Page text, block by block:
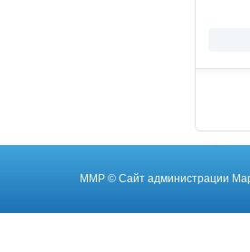
ММР © Cайт администрации